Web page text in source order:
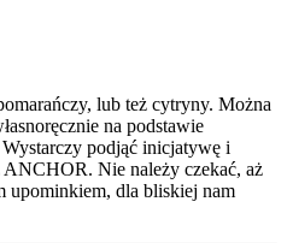
lub też cytryny. Można
na podstawie
podjąć inicjatywę i
ANCHOR. Nie należy czekać, aż
upominkiem, dla bliskiej nam